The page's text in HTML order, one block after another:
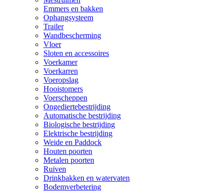
Emmers en bakken
Ophangsysteem
Trailer
Wandbescherming
Vloer
Sloten en accessoires
Voerkamer
Voerkarren
Voeropslag
Hooistomers
Voerscheppen
Ongediertebestrijding
Automatische bestrijding
Biologische bestrijding
Elektrische bestrijding
Weide en Paddock
Houten poorten
Metalen poorten
Ruiven
Drinkbakken en watervaten
Bodemverbetering